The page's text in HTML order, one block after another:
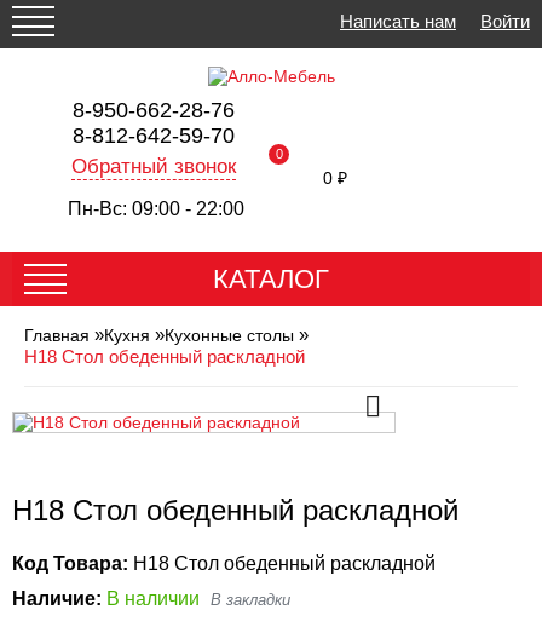
Написать нам Войти
8-950-662-28-76
8-812-642-59-70
Обратный звонок
Пн-Вс: 09:00 - 22:00
0
0 ₽
КАТАЛОГ
Главная »Кухня »Кухонные столы »
Н18 Стол обеденный раскладной
Н18 Стол обеденный раскладной
Код Товара: Н18 Стол обеденный раскладной
Наличие: В наличии